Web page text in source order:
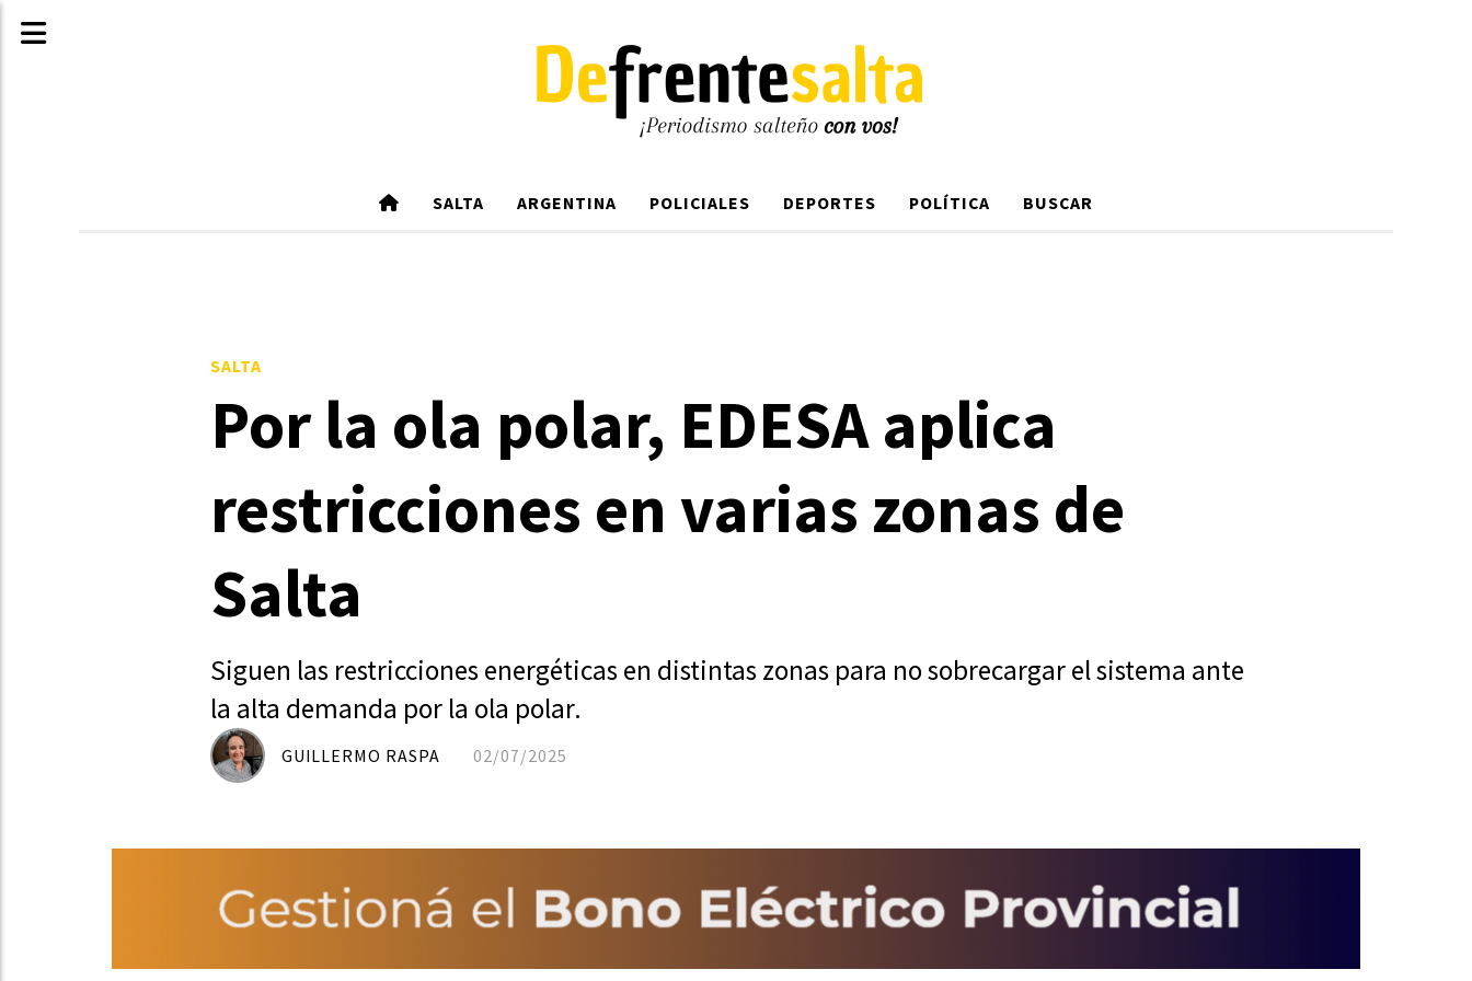
SALTA ARGENTINA POLICIALES DEPORTES POLÍTICA BUSCAR
Por la ola polar, EDESA aplica
restricciones en varias zonas de
Salta
Siguen las restricciones energéticas en distintas zonas para no sobrecargar el sistema ante
la alta demanda por la ola polar.
SALTA
02/07/2025
GUILLERMO RASPA